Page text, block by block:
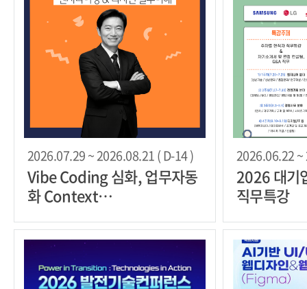
2026.07.29 ~ 2026.08.21 ( D-14 )
Vibe Coding 심화, 업무자동
화 Context
이해
2026.06.22 ~
2026 대기
직무특강